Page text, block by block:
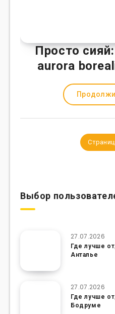
Просто
aurora
Выбор
27.07.2026
Где лучше
Анталье
27.07.2026
Где лучше
Бодруме